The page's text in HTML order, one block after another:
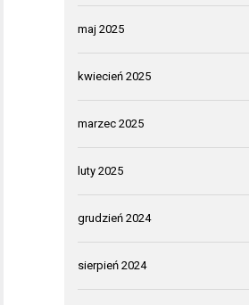
maj 2025
kwiecień 2025
marzec 2025
luty 2025
grudzień 2024
sierpień 2024